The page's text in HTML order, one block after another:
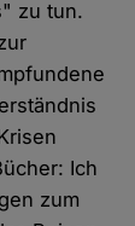
zu tun.
Ich
zum